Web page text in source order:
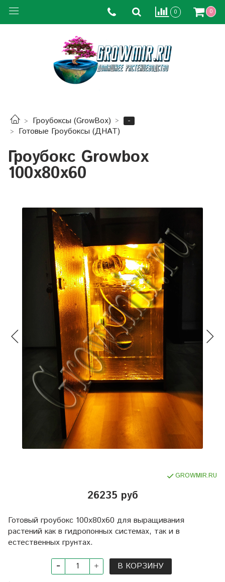
0 0
Гроубоксы (GrowBox)
-
Готовые Гроубоксы (ДНАТ)
Гроубокс Growbox
100х80х60
GROWMIR.RU
26235 руб
Готовый гроубокс 100х80х60 для выращивания
растений как в гидропонных системах, так и в
естественных грунтах.
В КОРЗИНУ